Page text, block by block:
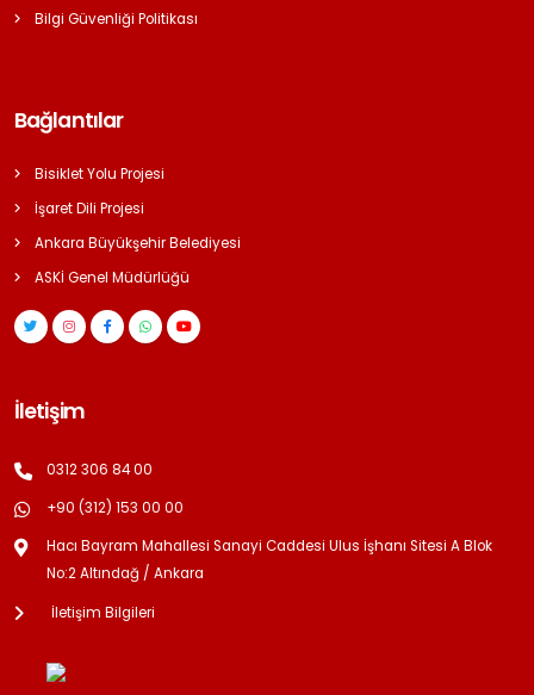
Bilgi Güvenliği Politikası
Bağlantılar
Bisiklet Yolu Projesi
İşaret Dili Projesi
Ankara Büyükşehir Belediyesi
ASKİ Genel Müdürlüğü
İletişim
0312 306 84 00
+90 (312) 153 00 00
Hacı Bayram Mahallesi Sanayi Caddesi Ulus İşhanı Sitesi A Blok
No:2 Altındağ / Ankara
İletişim Bilgileri